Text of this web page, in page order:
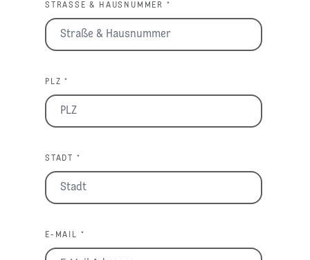
STRASSE & HAUSNUMMER *
PLZ *
STADT *
E-MAIL *